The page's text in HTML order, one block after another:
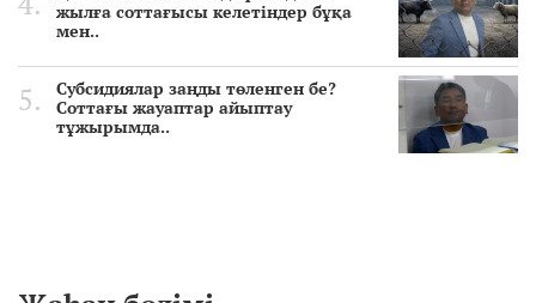
жылға соттағысы келетіндер бұқа
мен..
Субсидиялар заңды төленген бе?
Соттағы жауаптар айыптау
тұжырымда..